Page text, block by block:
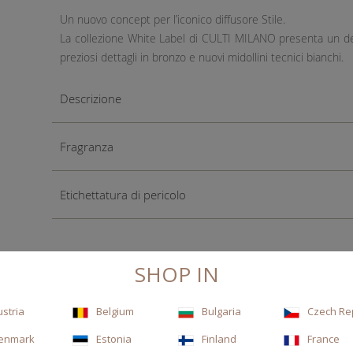
Un nuovo concept per l’iconico diffusore Stile.
La collezione White Label di CULTI MILANO presenta
preziosi dettagli in bronzo e nuovi midollini tecnici bianchi.
Descrizione
Fragranza
Etichettatura di pericolo
SHOP IN
Belgium Bulgaria
Czech
Estonia Finland France